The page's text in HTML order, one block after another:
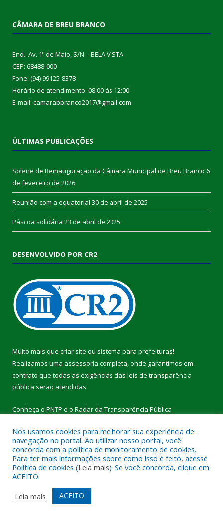
CÂMARA DE BREU BRANCO
End.: Av. 1º de Maio, S/N – BELA VISTA
CEP: 68488-000
Fone: (94) 99125-8378
Horário de atendimento: 08:00 às 12:00
E-mail: camarabbranco2017@gmail.com
ÚLTIMAS PUBLICAÇÕES
Solene de Reinauguração da Câmara Municipal de Breu Branco 6
de fevereiro de 2026
Reunião com a equatorial 30 de abril de 2025
Páscoa solidária 23 de abril de 2025
DESENVOLVIDO POR CR2
Muito mais que criar site ou sistema para prefeituras!
Realizamos uma assessoria completa, onde garantimos em
contrato que todas as exigências das leis de transparência
pública serão atendidas.
Conheça o PNTP e o Radar da Transparência Pública
Todos os direitos reservados a Câmara Municipal de Breu
Branco.
Mapa do Site
Acessar Área Administrativa
Acessar Webmail
Nós usamos cookies para melhorar sua experiência de
navegação no portal. Ao utilizar nosso portal, você
concorda com a política de monitoramento de cookies.
Para ter mais informações sobre como isso é feito, acesse
Política de cookies (Leia mais). Se você concorda, clique em
ACEITO.
Leia mais
ACEITO